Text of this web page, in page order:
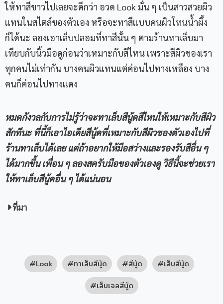
ให้ทาสีขาวไปเลยจะดีกว่า อวด Look มั่น ๆ เป็นสาวสวยผิว
แทนในสไตล์ของตัวเอง หรือจะทาสีแบบคนผิวโทนน้ำผึ้ง
ก็ได้นะ ลองเอาเล็บปลอมที่ทาสีนั้น ๆ ตามร้านทาเล็บมา
เทียบกับนิ้วมือดูก่อนว่าเหมาะกับสีไหน เพราะสีผิวของเรา
ทุกคนไม่เท่ากัน บางคนผิวแทนแต่ค่อนไปทางเหลือง บาง
คนก็ค่อนไปทางแดง
หมดกังวลกับการไม่รู้ว่าจะทาเล็บสีนู้ดสีไหนให้เหมาะกับสีผิว
สักทีนะ ที่นี้ก็เอาไอเดียสีนู้ดที่เหมาะกับสีผิวของตัวเองไปที่
ร้านทาเล็บได้เลย แต่ถ้าอยากให้มือสว่างและรองรับสีอื่น ๆ
ได้มากขึ้น เพื่อน ๆ ลองสครับมือของตัวเองดู วิธีนี้จะช่วยเรา
ให้ทาเล็บสีนู้ดอื่น ๆ ได้แน่นอน
ที่มา
Look ทาเล็บสีนู้ด สีนู้ด
เล็บสีนู้ด
เล็บเจลสีนู้ด